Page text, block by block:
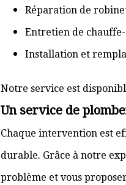
Réparation de
Entretien de
Installation et
Notre service est
Un service de
Chaque intervention est
durable. Grâce à notre
problème et vous